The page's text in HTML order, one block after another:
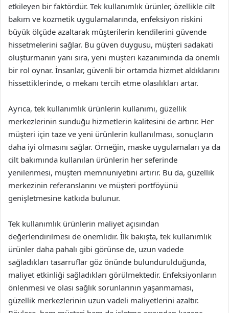
etkileyen bir faktördür. Tek kullanımlık ürünler, özellikle cilt
bakım ve kozmetik uygulamalarında, enfeksiyon riskini
büyük ölçüde azaltarak müşterilerin kendilerini güvende
hissetmelerini sağlar. Bu güven duygusu, müşteri sadakati
oluşturmanın yanı sıra, yeni müşteri kazanımında da önemli
bir rol oynar. İnsanlar, güvenli bir ortamda hizmet aldıklarını
hissettiklerinde, o mekanı tercih etme olasılıkları artar.
Ayrıca, tek kullanımlık ürünlerin kullanımı, güzellik
merkezlerinin sunduğu hizmetlerin kalitesini de artırır. Her
müşteri için taze ve yeni ürünlerin kullanılması, sonuçların
daha iyi olmasını sağlar. Örneğin, maske uygulamaları ya da
cilt bakımında kullanılan ürünlerin her seferinde
yenilenmesi, müşteri memnuniyetini artırır. Bu da, güzellik
merkezinin referanslarını ve müşteri portföyünü
genişletmesine katkıda bulunur.
Tek kullanımlık ürünlerin maliyet açısından
değerlendirilmesi de önemlidir. İlk bakışta, tek kullanımlık
ürünler daha pahalı gibi görünse de, uzun vadede
sağladıkları tasarruflar göz önünde bulundurulduğunda,
maliyet etkinliği sağladıkları görülmektedir. Enfeksiyonların
önlenmesi ve olası sağlık sorunlarının yaşanmaması,
güzellik merkezlerinin uzun vadeli maliyetlerini azaltır.